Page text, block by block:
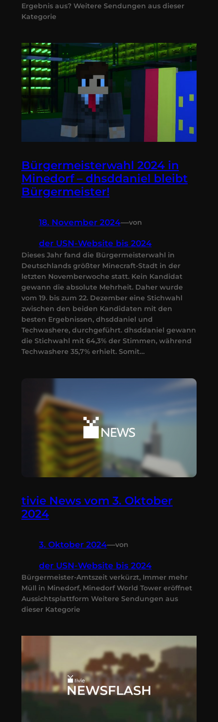
Ergebnis aus? Weitere Sendungen aus dieser
Kategorie
Bürgermeisterwahl 2024 in
Minedorf – dhsddaniel bleibt
Bürgermeister!
18. November 2024—von
der USN-Website bis 2024
Dieses Jahr fand die Bürgermeisterwahl in
Deutschlands größter Minecraft-Stadt in der
letzten Novemberwoche statt. Kein Kandidat
gewann die absolute Mehrheit. Daher wurde
vom 19. bis zum 22. Dezember eine Stichwahl
zwischen den beiden Kandidaten mit den
besten Ergebnissen, dhsddaniel und
Techwashere, durchgeführt. dhsddaniel gewann
die Stichwahl mit 64,3% der Stimmen, während
Techwashere 35,7% erhielt. Somit…
tivie News vom 3. Oktober
2024
3. Oktober 2024—von
der USN-Website bis 2024
Bürgermeister-Amtszeit verkürzt, Immer mehr
Müll in Minedorf, Minedorf World Tower eröffnet
Aussichtsplattform Weitere Sendungen aus
dieser Kategorie